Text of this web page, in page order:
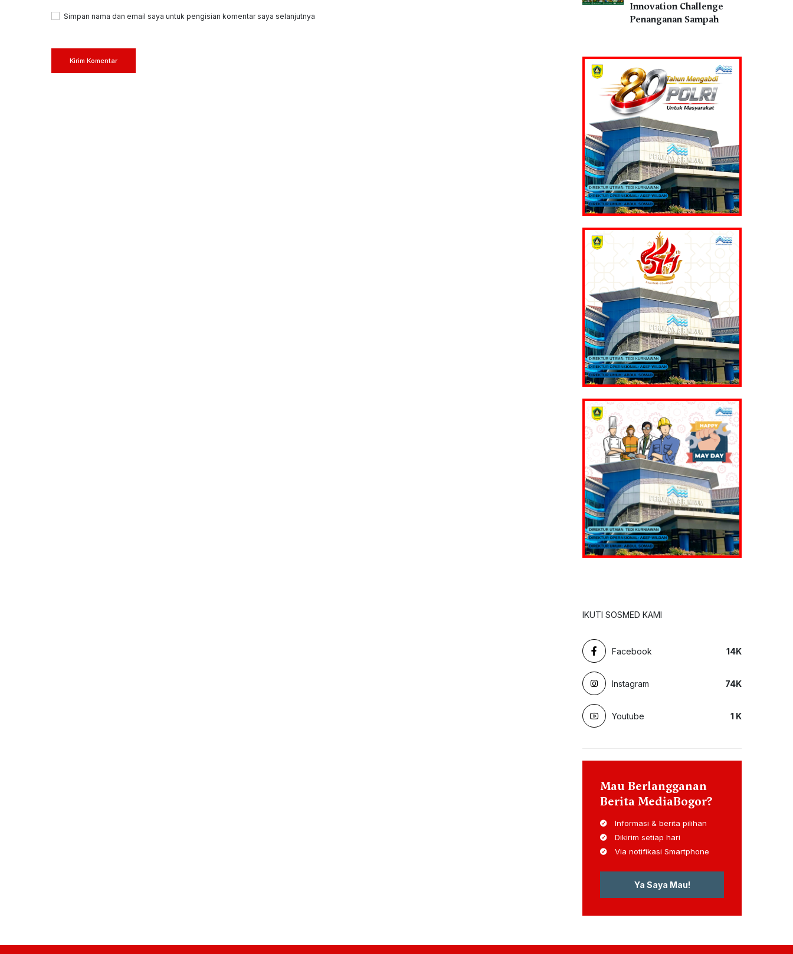
Simpan nama dan email saya untuk pengisian komentar saya selanjutnya
Kirim Komentar
Innovation Challenge
Penanganan Sampah
IKUTI SOSMED KAMI
Facebook 14K
Instagram 74K
Youtube 1 K
Mau Berlangganan
Berita MediaBogor?
Informasi & berita pilihan
Dikirim setiap hari
Via notifikasi Smartphone
Ya Saya Mau!